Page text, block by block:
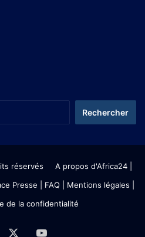
réservés A propos d'Africa24|
Presse | FAQ | Mentions légales
de la confidentialité